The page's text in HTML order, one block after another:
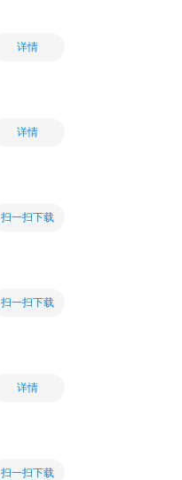
详情
详情
扫一扫下载
扫一扫下载
详情
扫一扫下载